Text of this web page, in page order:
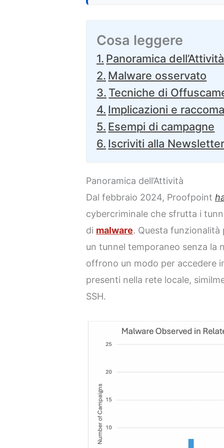
Cosa leggere
Panoramica dell’Attività
Malware osservato
Tecniche di
Implicazioni e
Esempi di campagne
Iscriviti alla
Panoramica dell’Attività
Dal febbraio 2024, Proofpoint
cybercriminale che sfrutta i
di malware. Questa
un tunnel temporaneo senza la
offrono un modo per accedere
presenti nella rete locale,
SSH.